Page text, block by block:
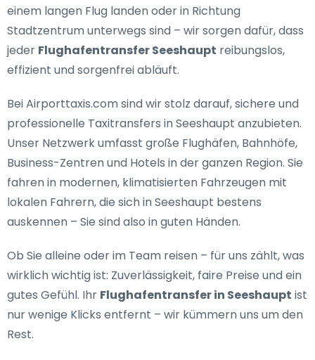
einem langen Flug landen oder in Richtung
Stadtzentrum unterwegs sind – wir sorgen dafür, dass
jeder Flughafentransfer Seeshaupt reibungslos,
effizient und sorgenfrei abläuft.
Bei Airporttaxis.com sind wir stolz darauf,sichere und
professionelle Taxitransfers in Seeshaupt anzubieten.
Unser Netzwerk umfasst große Flughäfen, Bahnhöfe,
Business-Zentren und Hotels in der ganzen Region. Sie
fahren in modernen, klimatisierten Fahrzeugen mit
lokalen Fahrern, die sich in Seeshaupt bestens
auskennen – Sie sind also in guten Händen.
Ob Sie alleine oder im Team reisen – für uns zählt, was
wirklich wichtig ist: Zuverlässigkeit, faire Preise und ein
gutes Gefühl. Ihr Flughafentransfer in Seeshaupt ist
nur wenige Klicks entfernt – wir kümmern uns um den
Rest.